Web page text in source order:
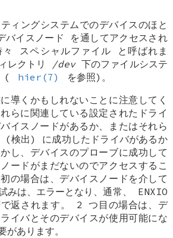
ィングシステムでのデバイスのほと
バイスノード
を通してアクセスされ
々 スペシャルファイル と呼ばれま
レクトリ /dev下のファイルシステ
(
hier(7)
を参照)。
導くかもしれないことに注意してく
らに関連している設定されたドライ
イスノードがあるか、またはそれら
(検出) に成功したドライバがあるか
し、デバイスのプローブに成功して
ードがまだないのでアクセスするこ
の場合は、デバイスノードを介して
みは、エラーとなり、通常、 ENXIO
返されます。 2 つ目の場合は、デ
イバとそのデバイスが使用可能にな
があります。